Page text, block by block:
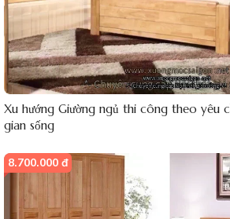
Xu hướng Giường ngủ thi công theo yêu
gian sống
8.700.000 đ